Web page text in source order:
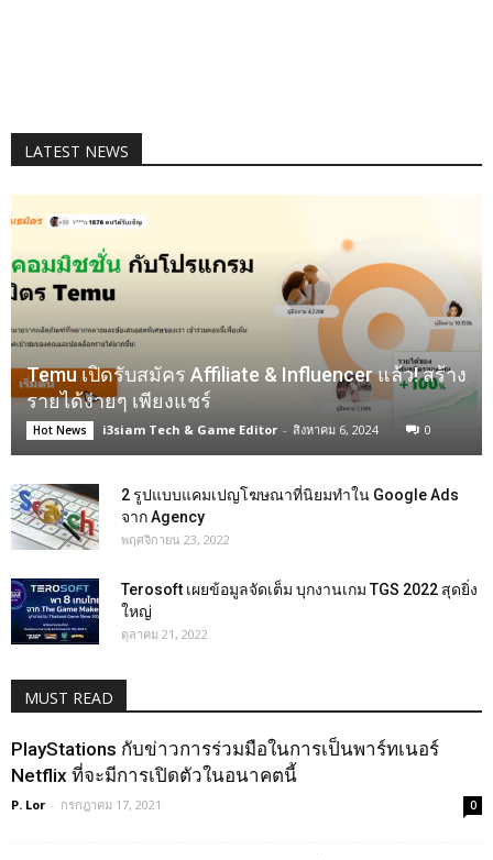
LATEST NEWS
Temu เปิดรับสมัคร Affiliate & Influencer แล้ว! สร้าง
รายได้ง่ายๆ เพียงแชร์
Hot News i3siam Tech & Game Editor - สิงหาคม 6, 2024 0
2 รูปแบบแคมเปญโฆษณาที่นิยมทำใน Google Ads
จาก Agency
พฤศจิกายน 23, 2022
Terosoft เผยข้อมูลจัดเต็ม บุกงานเกม TGS 2022 สุดยิ่ง
ใหญ่
ตุลาคม 21, 2022
MUST READ
PlayStations กับข่าวการร่วมมือในการเป็นพาร์ทเนอร์
Netflix ที่จะมีการเปิดตัวในอนาคตนี้
P. Lor - กรกฎาคม 17, 2021 0